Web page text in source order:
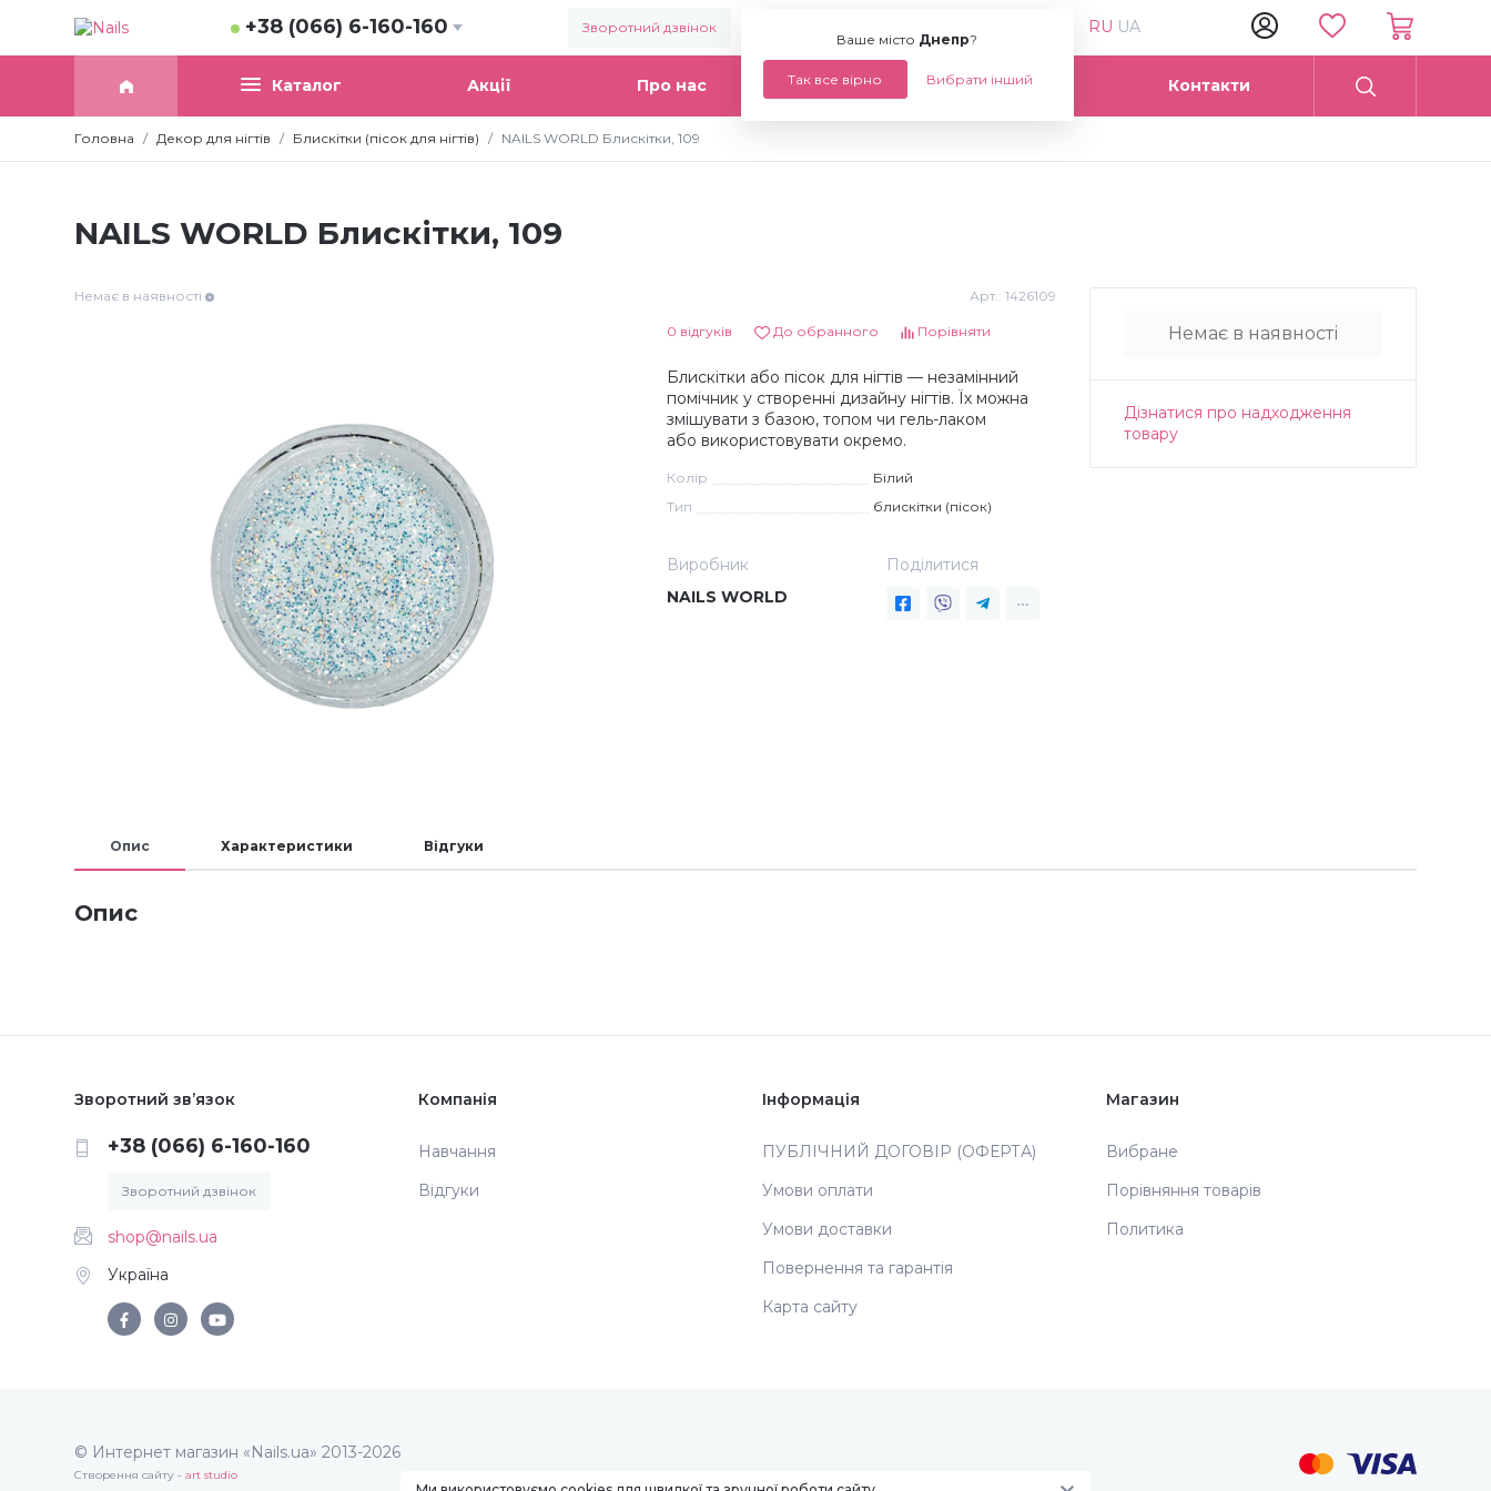
+38 (066) 6-160-160 Зворотний дзвінок
Ваше місто Днепр?
Так все вірно Вибрати інший
RU UA
Каталог Акції Про нас Статті Опт Контакти
Головна Декор для нігтів Блискітки (пісок для нігтів) NAILS WORLD Блискітки, 109
NAILS WORLD Блискітки, 109
Немає в наявності Арт.: 1426109
0 відгуків До обранного Порівняти
Блискітки або пісок для нігтів — незамінний
помічник у створенні дизайну нігтів. Їх можна
змішувати з базою, топом чи гель-лаком
або використовувати окремо.
Колір
Білий
Тип
блискітки (пісок)
Виробник
NAILS WORLD
Поділитися
Немає в наявності
Дізнатися про надходження
товару
Опис Характеристики Відгуки
Опис
Зворотний зв’язок
+38 (066) 6-160-160
Зворотний дзвінок
shop@nails.ua
Україна
Компанія
Навчання
Відгуки
Інформація
ПУБЛІЧНИЙ ДОГОВІР (ОФЕРТА)
Умови оплати
Умови доставки
Повернення та гарантія
Карта сайту
Магазин
Вибране
Порівняння товарів
Политика
© Интернет магазин «Nails.ua» 2013-2026
Створення сайту - art studio